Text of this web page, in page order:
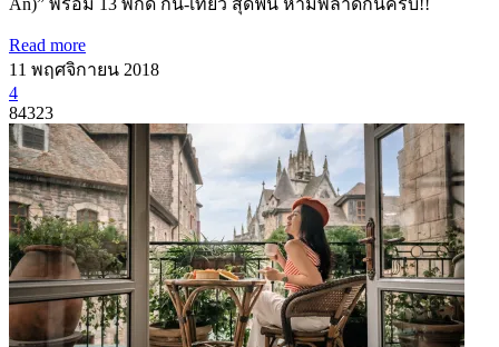
Read more
11 พฤศจิกายน 2018
4
84323